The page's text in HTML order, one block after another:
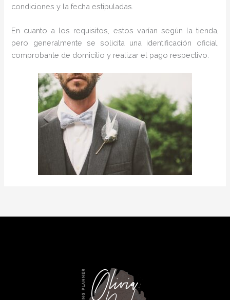
condiciones y la fecha estipuladas.
En cuanto a los requisitos, estos varían según la tienda,
pero generalmente se solicita una identificación oficial,
comprobante de domicilio y realizar el pago respectivo.